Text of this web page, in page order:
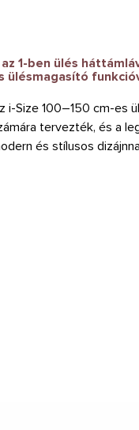
1-ben ülés
ülésmagasító
i-Size 100–150 cm-es
tervezték, és a
és stílusos